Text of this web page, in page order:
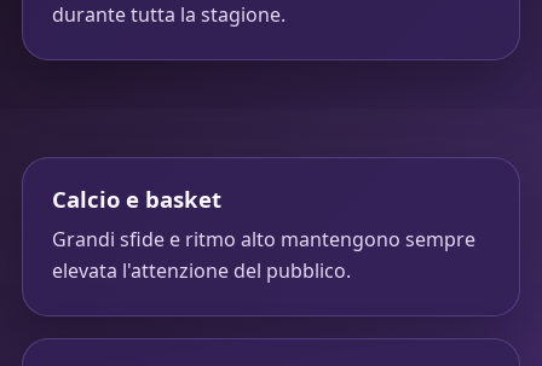
durante tutta la stagione.
Calcio e basket
Grandi sfide e ritmo alto mantengono sempre
elevata l'attenzione del pubblico.